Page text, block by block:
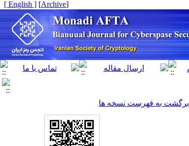
[
Archive
]
[ English ]
برگشت به فهرست نسخه ها